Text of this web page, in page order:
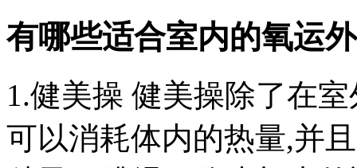
有哪些适合室内的氧运
1.健美操 健美操除了在
可以消耗体内的热量,并